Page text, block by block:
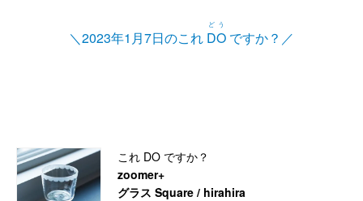
＼2023年1月7日のこれ DO
どう
ですか？／
これ DO ですか？
zoomer+
グラス Square / hirahira